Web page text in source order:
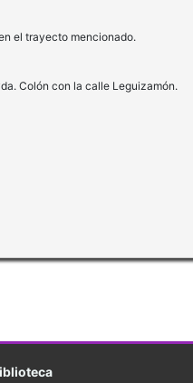
el trayecto mencionado.
Colón con la calle Leguizamón.